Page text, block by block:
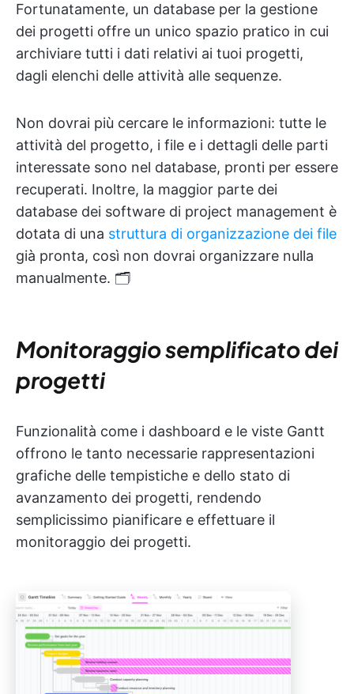
Fortunatamente, un database per la gestione
dei progetti offre un unico spazio pratico in cui
archiviare tutti i dati relativi ai tuoi progetti,
dagli elenchi delle attività alle sequenze.
Non dovrai più cercare le informazioni: tutte le
attività del progetto, i file e i dettagli delle parti
interessate sono nel database, pronti per essere
recuperati. Inoltre, la maggior parte dei
database dei software di project management è
dotata di una struttura di organizzazione dei file
già pronta, così non dovrai organizzare nulla
manualmente. 🗂️
Monitoraggio semplificato dei
progetti
Funzionalità come i dashboard e le viste Gantt
offrono le tanto necessarie rappresentazioni
grafiche delle tempistiche e dello stato di
avanzamento dei progetti, rendendo
semplicissimo pianificare e effettuare il
monitoraggio dei progetti.